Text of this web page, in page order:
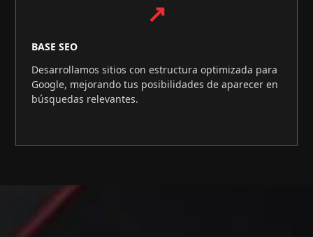
↗
BASE SEO
Desarrollamos sitios con estructura optimizada para
Google, mejorando tus posibilidades de aparecer en
búsquedas relevantes.